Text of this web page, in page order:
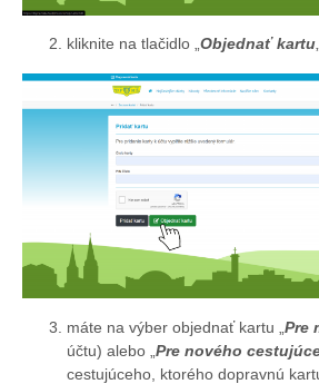
kliknite na tlačidlo „Objednať kartu
máte na výber objednať kartu „ Pre
účtu) alebo „ Pre nového
cestujúceho, ktorého dopravnú